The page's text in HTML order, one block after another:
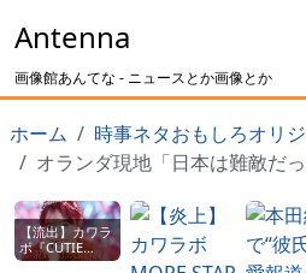
Antenna
画像館あんてな - ニュースとか画像とか
ホーム
時事ネタおもしろオリ
オランダ現地「日本は難敵だ
【流出】カワラ
ボ『CUTIE
STREET』メン